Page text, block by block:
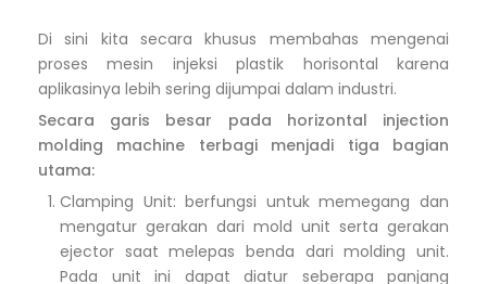
Di sini kita secara khusus membahas mengenai
proses mesin injeksi plastik horisontal karena
aplikasinya lebih sering dijumpai dalam industri.
Secara garis besar pada horizontal injection
molding machine terbagi menjadi tiga bagian
utama:
Clamping Unit: berfungsi untuk memegang dan
mengatur gerakan dari mold unit serta gerakan
ejector saat melepas benda dari molding unit.
Pada unit ini dapat diatur seberapa panjang